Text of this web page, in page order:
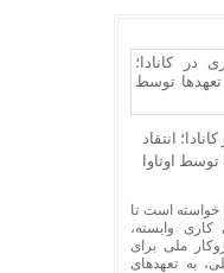
انتقاد
اوتاوا
خواسته است تا
کاری وابسته،
ملی برای
به تعهد‌های